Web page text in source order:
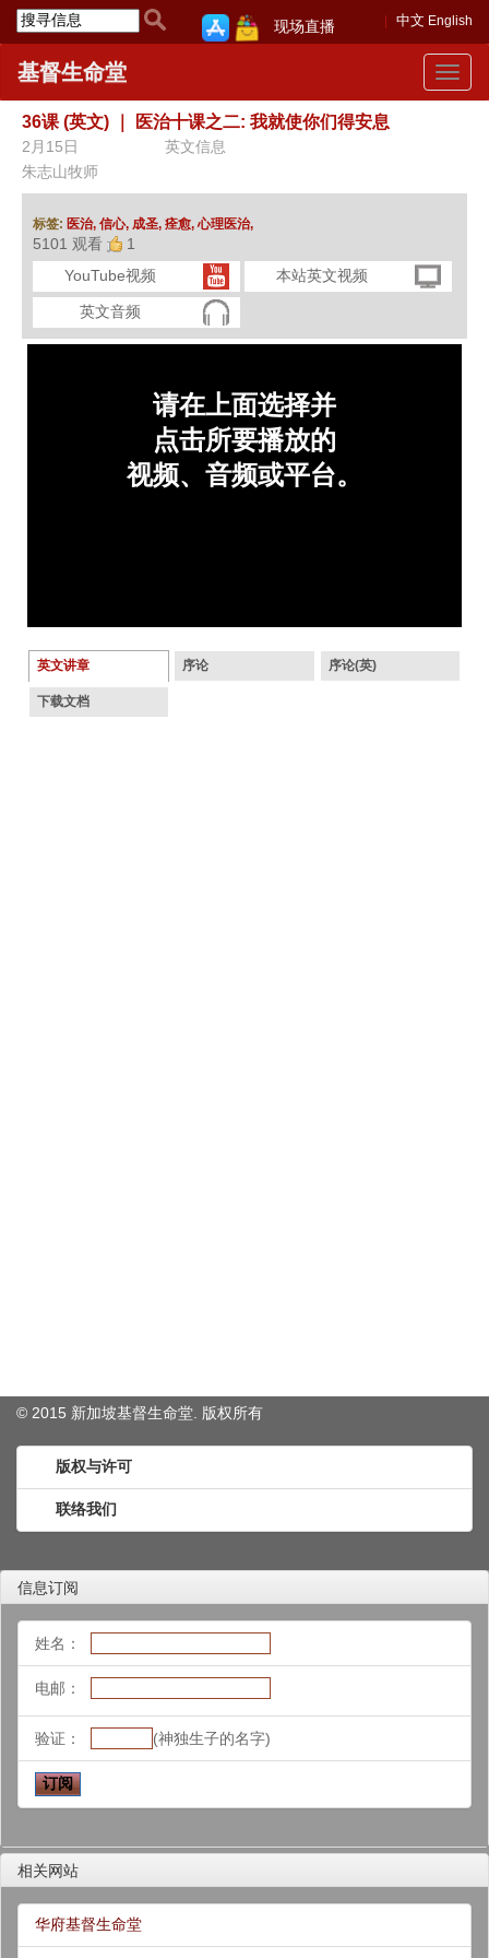
中文 English
现场直播
Toggle
基督生命堂
36课 (英文) 医治十课之二: 我就使你们得安息
2月15日
英文信息
朱志山牧师
标签: 医治, 信心, 成圣, 痊愈,心理医治,
5101 观看
1
YouTube视频
本站英文视频
英文音频
英文讲章 序论 序论(英)
下载文档
© 2015 新加坡基督生命堂. 版权所有
版权与许可
联络我们
信息订阅
姓名：
电邮：
验证： (神独生子的名字)
相关网站
华府基督生命堂